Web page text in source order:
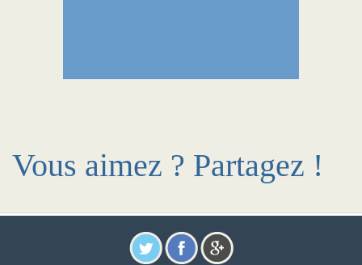
Vous aimez ? Partagez !